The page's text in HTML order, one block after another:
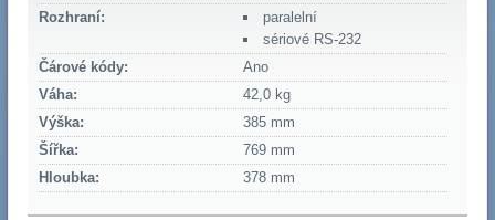
Rozhraní:
paralelní
sériové RS-232
Čárové kódy:
Ano
Váha:
42,0 kg
Výška:
385 mm
Šířka:
769 mm
Hloubka:
378 mm